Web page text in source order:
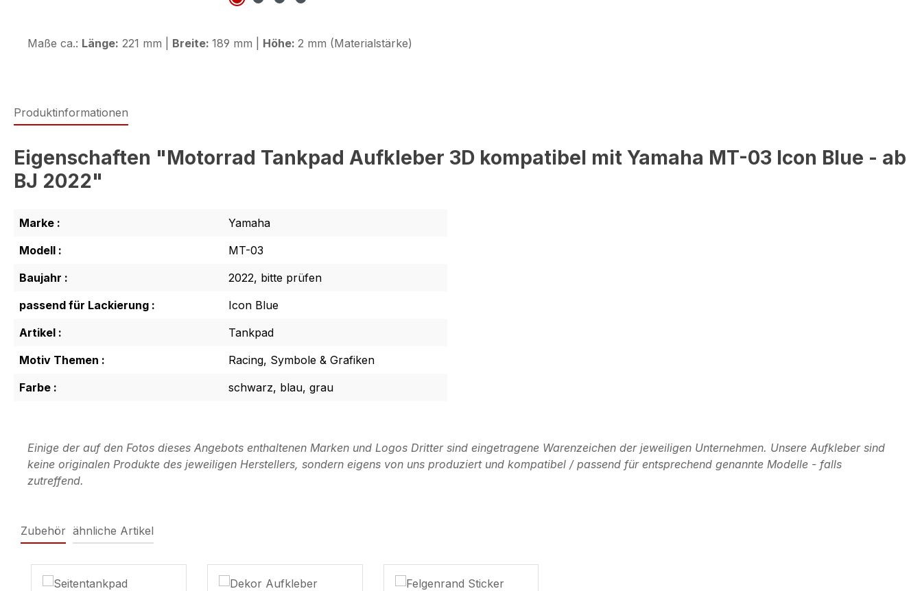
Maße ca.: Länge: 221 mm | Breite: 189 mm | Höhe: 2 mm (Materialstärke)
Produktinformationen
Eigenschaften "Motorrad Tankpad Aufkleber 3D kompatibel mit Yamaha MT-03 Icon Blue - ab
BJ 2022"
Marke :
Yamaha
Modell :
MT-03
Baujahr :
2022, bitte prüfen
passend für Lackierung :
Icon Blue
Artikel :
Tankpad
Motiv Themen :
Racing, Symbole & Grafiken
Farbe :
schwarz, blau, grau
Einige der auf den Fotos dieses Angebots enthaltenen Marken und Logos Dritter sind eingetragene Warenzeichen der jeweiligen Unternehmen. Unsere Aufkleber sind
keine originalen Produkte des jeweiligen Herstellers, sondern eigens von uns produziert und kompatibel / passend für entsprechend genannte Modelle - falls
zutreffend.
Zubehör ähnliche Artikel